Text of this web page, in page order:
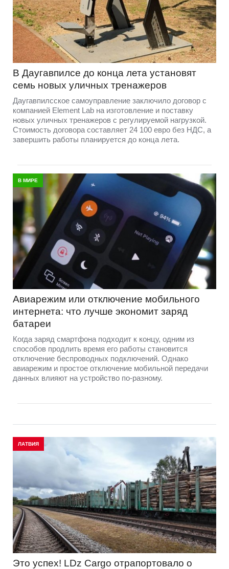
В Даугавпилсе до конца лета установят
семь новых уличных тренажеров
Даугавпилсское самоуправление заключило договор с
компанией Element Lab на изготовление и поставку
новых уличных тренажеров с регулируемой нагрузкой.
Стоимость договора составляет 24 100 евро без НДС, а
завершить работы планируется до конца лета.
В МИРЕ
Авиарежим или отключение мобильного
интернета: что лучше экономит заряд
батареи
Когда заряд смартфона подходит к концу, одним из
способов продлить время его работы становится
отключение беспроводных подключений. Однако
авиарежим и простое отключение мобильной передачи
данных влияют на устройство по-разному.
ЛАТВИЯ
Это успех! LDz Cargo отрапортовало о